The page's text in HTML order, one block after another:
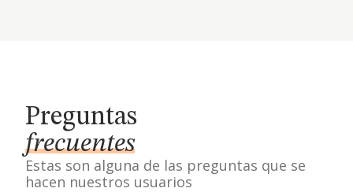
Preguntas
frecuentes
Estas son alguna de las preguntas que se
hacen nuestros usuarios